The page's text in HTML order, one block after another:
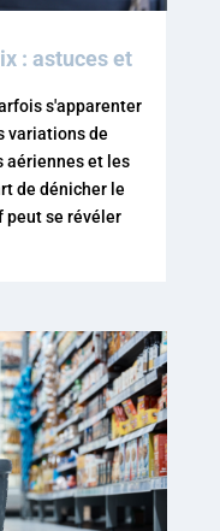
: astuces et
s'apparenter
variations de
aériennes et les
de dénicher le
se révéler